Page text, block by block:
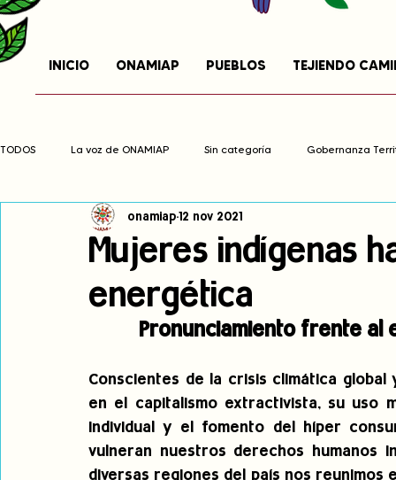
INICIO ONAMIAP PUEBLOS TEJIENDO
TODOS La voz de ONAMIAP Sin categoría Gobernanza
Cambio climático Navegador indígena
Pronunciamientos Observatorio de consulta previa
Mujeres indígenas
energética
onamiap 12 nov 2021
Pronunciamiento frente al
Conscientes de la crisis climática
en el capitalismo extractivista, su uso
individual y el fomento del híper
vulneran nuestros derechos humanos
diversas regiones del país nos reunimos